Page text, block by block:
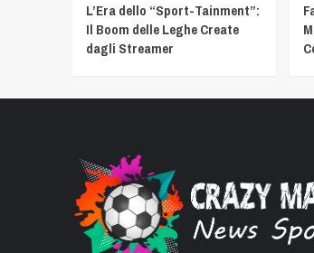
L’Era dello “Sport-Tainment”:
Il Boom delle Leghe Create
dagli Streamer